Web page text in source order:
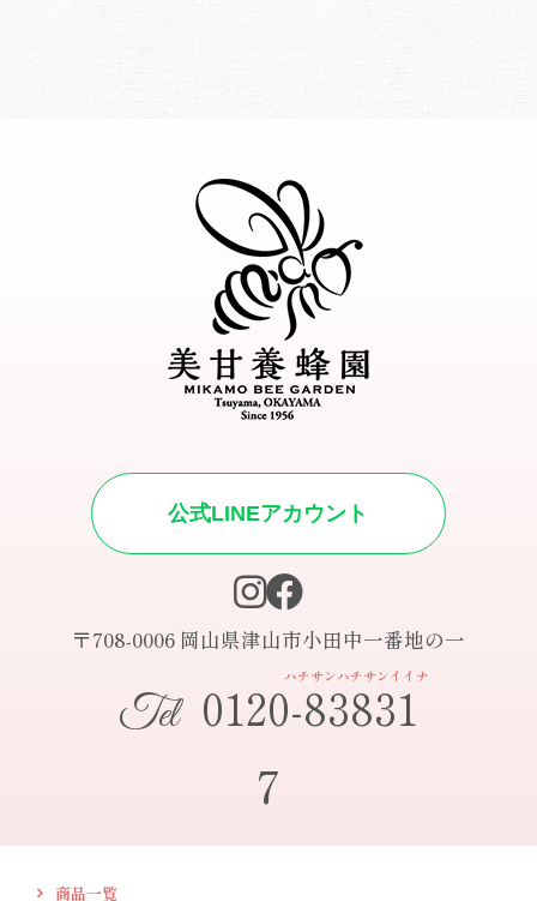
公式LINEアカウント
〒708-0006 岡山県津山市小田中一番地の一
ハチサンハチサンイイナ
Tel 0120-83831
7
商品一覧